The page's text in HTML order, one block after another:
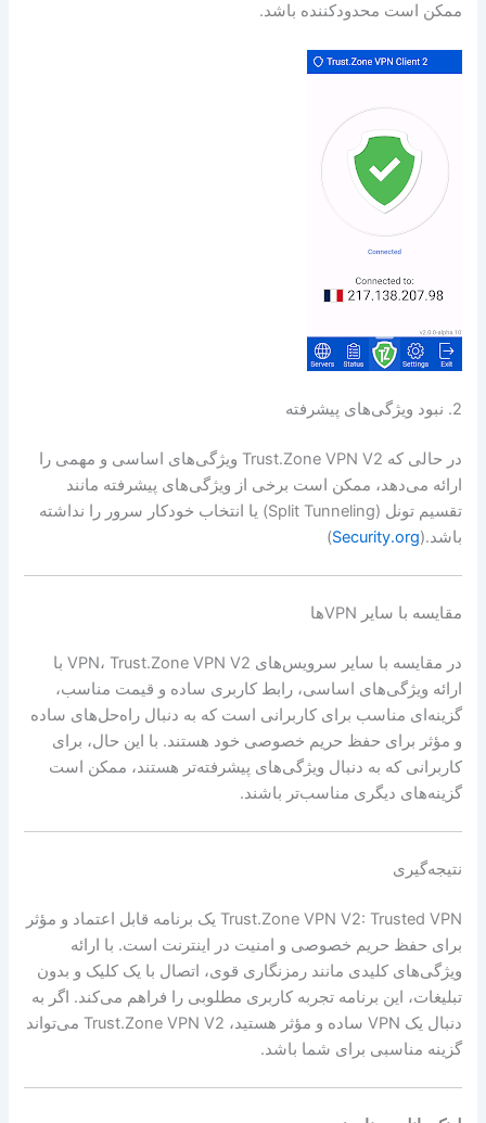
ممکن است محدودکننده باشد.
2. نبود ویژگی‌های پیشرفته
در حالی که Trust.Zone VPN V2 ویژگی‌های اساسی و مهمی را
ارائه می‌دهد، ممکن است برخی از ویژگی‌های پیشرفته مانند
تقسیم تونل (Split Tunneling) یا انتخاب خودکار سرور را نداشته
باشد.(Security.org
)
مقایسه با سایر VPN‌ها
در مقایسه با سایر سرویس‌های VPN، Trust.Zone VPN V2 با
ارائه ویژگی‌های اساسی، رابط کاربری ساده و قیمت مناسب،
گزینه‌ای مناسب برای کاربرانی است که به دنبال راه‌حل‌های ساده
و مؤثر برای حفظ حریم خصوصی خود هستند. با این حال، برای
کاربرانی که به دنبال ویژگی‌های پیشرفته‌تر هستند، ممکن است
گزینه‌های دیگری مناسب‌تر باشند.
نتیجه‌گیری
Trust.Zone VPN V2: Trusted VPN یک برنامه قابل اعتماد و مؤثر
برای حفظ حریم خصوصی و امنیت در اینترنت است. با ارائه
ویژگی‌های کلیدی مانند رمزنگاری قوی، اتصال با یک کلیک و بدون
تبلیغات، این برنامه تجربه کاربری مطلوبی را فراهم می‌کند. اگر به
دنبال یک VPN ساده و مؤثر هستید، Trust.Zone VPN V2 می‌تواند
گزینه مناسبی برای شما باشد.